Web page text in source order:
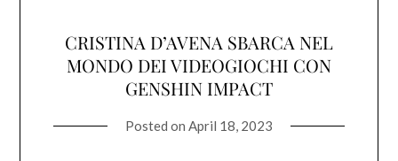
CRISTINA D’AVENA SBARCA NEL
MONDO DEI VIDEOGIOCHI CON
GENSHIN IMPACT
Posted on April 18, 2023